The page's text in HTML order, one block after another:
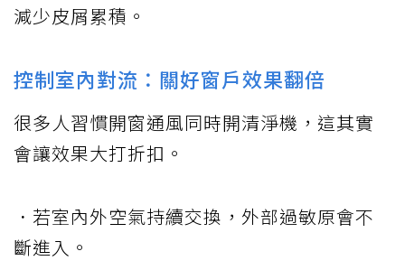
減少皮屑累積。
控制室內對流：關好窗戶效果翻倍
很多人習慣開窗通風同時開清淨機，這其實
會讓效果大打折扣。
．若室內外空氣持續交換，外部過敏原會不
斷進入。